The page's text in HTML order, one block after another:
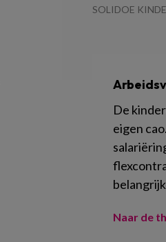
SOLIDOE
De
eigen
Naar de